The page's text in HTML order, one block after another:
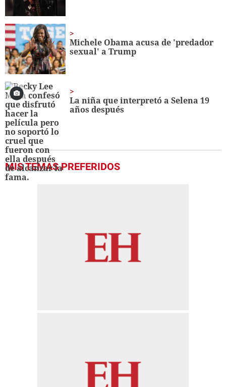
Michele Obama acusa de 'predador
sexual' a Trump
La niña que interpretó a Selena 19
años después
MIS TEMAS PREFERIDOS